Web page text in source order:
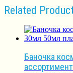
Related
Баночка